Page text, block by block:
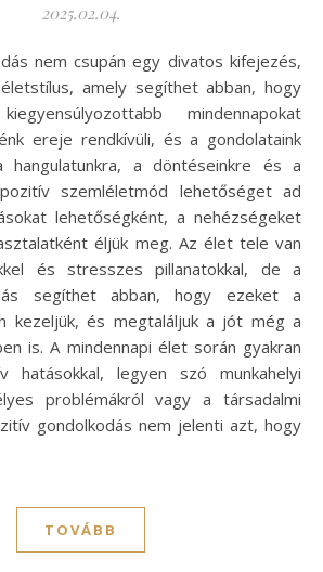
2025.02.04.
amely segíthet abban, hogy
mindennapokat
ereje rendkívüli, és a gondolataink
hangulatunkra, a döntéseinkre és a
szemléletmód lehetőséget ad
lehetőségként, a nehézségeket
éljük meg. Az élet tele van
és stresszes pillanatokkal, de a
segíthet abban, hogy ezeket a
kezeljük, és megtaláljuk a jót még a
is. A mindennapi élet során gyakran
hatásokkal, legyen szó munkahelyi
problémákról vagy a társadalmi
gondolkodás nem jelenti azt, hogy
TOVÁBB